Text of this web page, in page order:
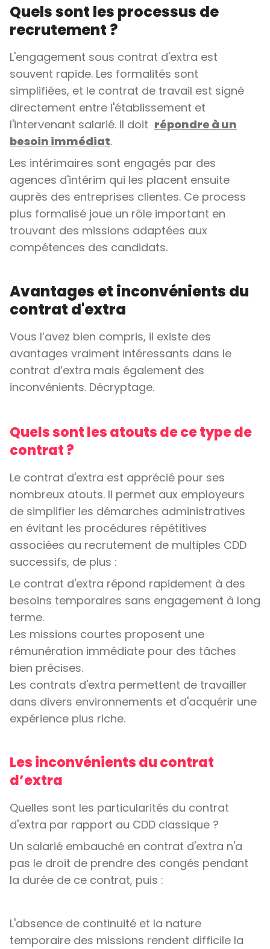
Quels sont les processus de
recrutement ?
L'engagement sous contrat d'extra est
souvent rapide. Les formalités sont
simplifiées, et le contrat de travail est signé
directement entre l'établissement et
l'intervenant salarié. Il doit répondre à un
besoin immédiat.
Les intérimaires sont engagés par des
agences d'intérim qui les placent ensuite
auprès des entreprises clientes. Ce process
plus formalisé joue un rôle important en
trouvant des missions adaptées aux
compétences des candidats.
Avantages et inconvénients du
contrat d'extra
Vous l’avez bien compris, il existe des
avantages vraiment intéressants dans le
contrat d’extra mais également des
inconvénients. Décryptage.
Quels sont les atouts de ce type de
contrat ?
Le contrat d'extra est apprécié pour ses
nombreux atouts. Il permet aux employeurs
de simplifier les démarches administratives
en évitant les procédures répétitives
associées au recrutement de multiples CDD
successifs, de plus :
Le contrat d'extra répond rapidement à des
besoins temporaires sans engagement à long
terme.
Les missions courtes proposent une
rémunération immédiate pour des tâches
bien précises.
Les contrats d'extra permettent de travailler
dans divers environnements et d'acquérir une
expérience plus riche.
Les inconvénients du contrat
d’extra
Quelles sont les particularités du contrat
d'extra par rapport au CDD classique ?
Un salarié embauché en contrat d'extra n'a
pas le droit de prendre des congés pendant
la durée de ce contrat, puis :
L'absence de continuité et la nature
temporaire des missions rendent difficile la